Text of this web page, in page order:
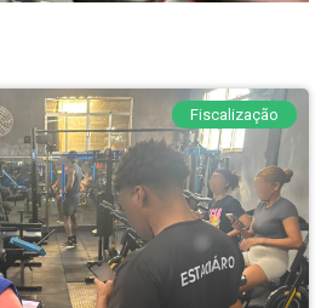
Fiscalização